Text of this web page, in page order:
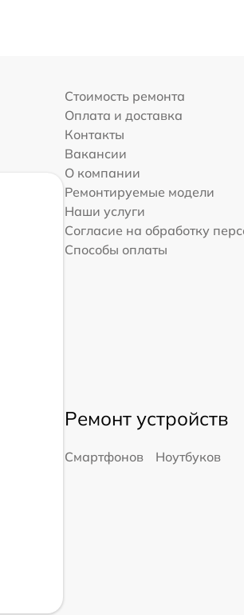
Стоимость ремонта
Оплата и доставка
Контакты
Вакансии
О компании
Ремонтируемые модели
Наши услуги
Согласие на обработку
Способы оплаты
Ремонт устройств
Смартфонов Ноутбуков